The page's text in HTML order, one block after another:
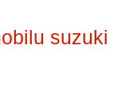
suzuki